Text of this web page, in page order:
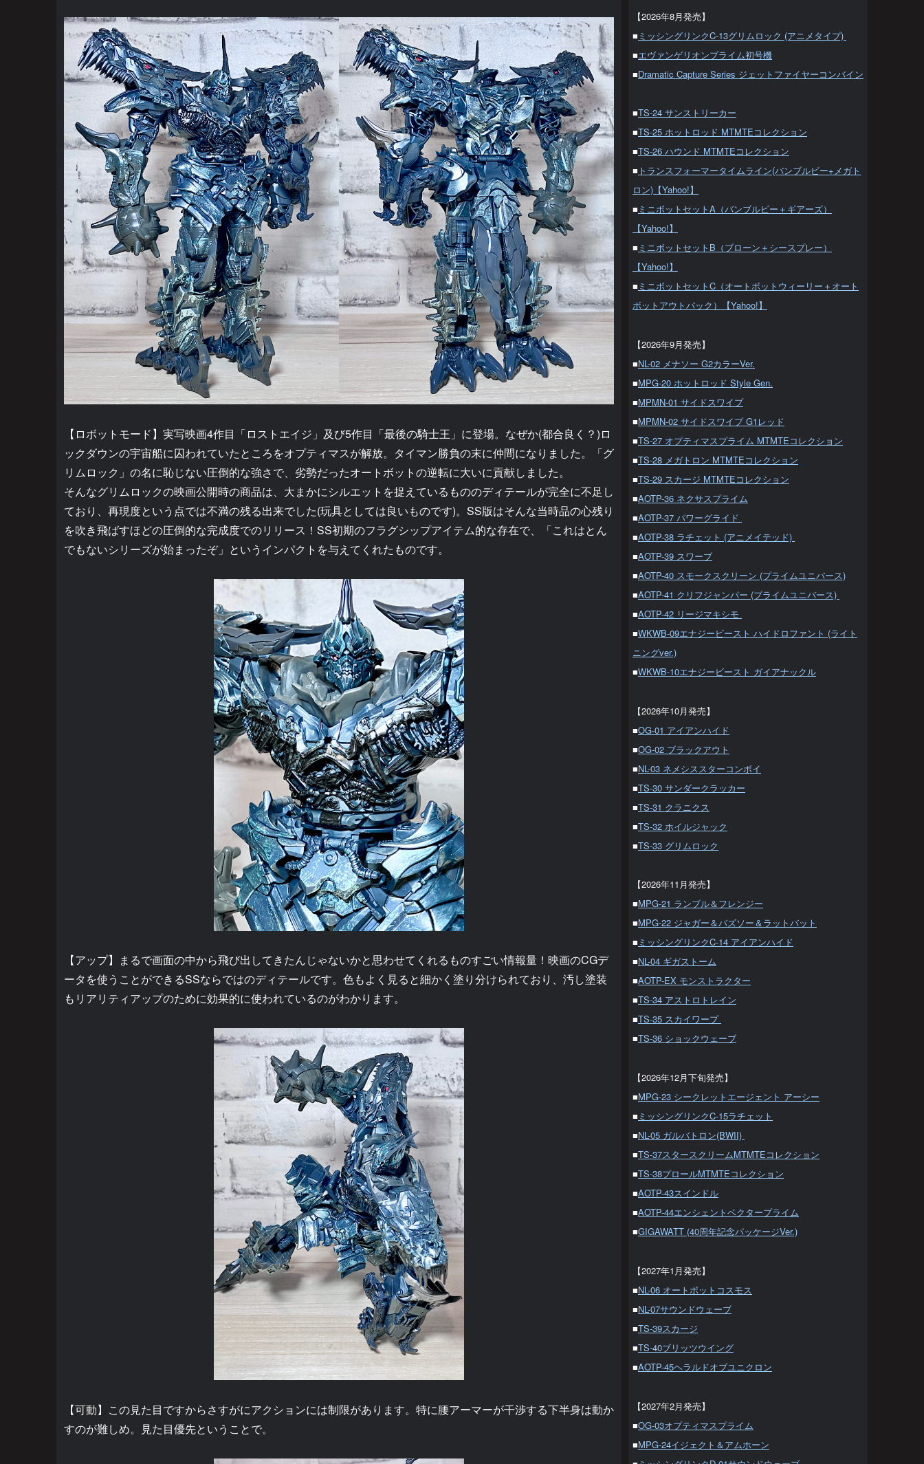
【ロボットモード】実写映画4作目「ロストエイジ」及び5作目「最後の騎士王」に登場。なぜか(都合良く？)ロ
ックダウンの宇宙船に囚われていたところをオプティマスが解放。タイマン勝負の末に仲間になりました。「グ
リムロック」の名に恥じない圧倒的な強さで、劣勢だったオートボットの逆転に大いに貢献しました。
そんなグリムロックの映画公開時の商品は、大まかにシルエットを捉えているもののディテールが完全に不足し
ており、再現度という点では不満の残る出来でした(玩具としては良いものです)。SS版はそんな当時品の心残り
を吹き飛ばすほどの圧倒的な完成度でのリリース！SS初期のフラグシップアイテム的な存在で、「これはとん
でもないシリーズが始まったぞ」というインパクトを与えてくれたものです。
【アップ】まるで画面の中から飛び出してきたんじゃないかと思わせてくれるものすごい情報量！映画のCGデ
ータを使うことができるSSならではのディテールです。色もよく見ると細かく塗り分けられており、汚し塗装
もリアリティアップのために効果的に使われているのがわかります。
【可動】この見た目ですからさすがにアクションには制限があります。特に腰アーマーが干渉する下半身は動か
すのが難しめ。見た目優先ということで。
【2026年8月発売】
■ ミッシングリンクC-13グリムロック (アニメタイプ)
■エヴァンゲリオンプライム初号機
■Dramatic Capture Series ジェットファイヤーコンバイン
■TS-24 サンストリーカー
■TS-25 ホットロッド MTMTEコレクション
■TS-26 ハウンド MTMTEコレクション
■ トランスフォーマータイムライン(バンブルビー+メガト
ロン)【Yahoo!】
■ ミニボットセットA（バンブルビー＋ギアーズ）
【Yahoo!】
■ ミニボットセットB（ブローン＋シースプレー）
【Yahoo!】
■ ミニボットセットC（オートボットウィーリー＋オート
ボットアウトバック）【Yahoo!】
【2026年9月発売】
■NL-02 メナソー G2カラーVer.
■MPG-20 ホットロッド Style Gen.
■MPMN-01 サイドスワイプ
■MPMN-02 サイドスワイプ G1レッド
■TS-27 オプティマスプライム MTMTEコレクション
■TS-28 メガトロン MTMTEコレクション
■TS-29 スカージ MTMTEコレクション
■AOTP-36 ネクサスプライム
■AOTP-37 パワーグライド
■AOTP-38 ラチェット (アニメイテッド)
■AOTP-39 スワーブ
■AOTP-40 スモークスクリーン (プライムユニバース)
■AOTP-41 クリフジャンパー (プライムユニバース)
■AOTP-42 リージマキシモ
■WKWB-09エナジービースト ハイドロファント (ライト
ニングver.)
■WKWB-10エナジービースト ガイアナックル
【2026年10月発売】
■OG-01 アイアンハイド
■OG-02 ブラックアウト
■NL-03 ネメシススターコンボイ
■TS-30 サンダークラッカー
■TS-31 クラニクス
■TS-32 ホイルジャック
■TS-33 グリムロック
【2026年11月発売】
■MPG-21 ランブル＆フレンジー
■MPG-22 ジャガー＆バズソー＆ラットバット
■ ミッシングリンクC-14 アイアンハイド
■NL-04 ギガストーム
■AOTP-EX モンストラクター
■TS-34 アストロトレイン
■TS-35 スカイワープ
■TS-36 ショックウェーブ
【2026年12月下旬発売】
■MPG-23 シークレットエージェント アーシー
■ ミッシングリンクC-15ラチェット
■NL-05 ガルバトロン(BWII)
■TS-37スタースクリームMTMTEコレクション
■TS-38プロールMTMTEコレクション
■AOTP-43スインドル
■AOTP-44エンシェントベクタープライム
■GIGAWATT (40周年記念パッケージVer.)
【2027年1月発売】
■NL-06 オートボットコスモス
■NL-07サウンドウェーブ
■TS-39スカージ
■TS-40ブリッツウイング
■AOTP-45ヘラルドオブユニクロン
【2027年2月発売】
■OG-03オプティマスプライム
■MPG-24イジェクト＆アムホーン